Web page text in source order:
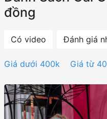
đồng
Có video Đánh giá
Giá dưới 400k Giá từ